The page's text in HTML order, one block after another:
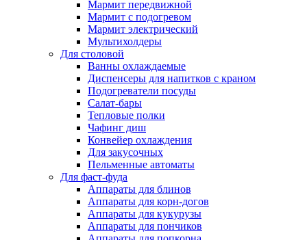
Мармит передвижной
Мармит с подогревом
Мармит электрический
Мультихолдеры
Для столовой
Ванны охлаждаемые
Диспенсеры для напитков с краном
Подогреватели посуды
Салат-бары
Тепловые полки
Чафинг диш
Конвейер охлаждения
Для закусочных
Пельменные автоматы
Для фаст-фуда
Аппараты для блинов
Аппараты для корн-догов
Аппараты для кукурузы
Аппараты для пончиков